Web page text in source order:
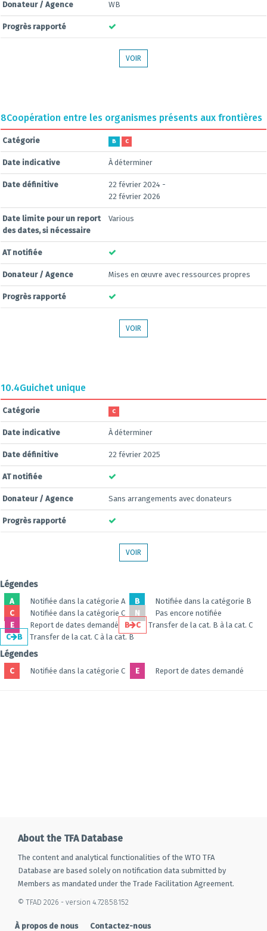
Donateur / Agence WB
Progrès rapporté
VOIR
8Coopération entre les organismes présents aux frontières
Catégorie B C
Date indicative À déterminer
Date définitive
22 février 2024 -
22 février 2026
Date limite pour un report
des dates, si nécessaire
Various
AT notifiée
Donateur / Agence Mises en œuvre avec ressources propres
Progrès rapporté
VOIR
10.4Guichet unique
Catégorie C
Date indicative À déterminer
Date définitive 22 février 2025
AT notifiée
Donateur / Agence Sans arrangements avec donateurs
Progrès rapporté
VOIR
Légendes
A Notifiée dans la catégorie A B
Notifiée dans la catégorie B
C
Notifiée dans la catégorie C N
Pas encore notifiée
E
Report de dates demandé B C
Transfer de la cat. B à la cat. C
C
B Transfer de la cat. C à la cat. B
Légendes
C Notifiée dans la catégorie C E Report de dates demandé
About the TFA Database
The content and analytical functionalities of the WTO TFA
Database are based solely on notification data submitted by
Members as mandated under the Trade Facilitation Agreement.
© TFAD 2026 - version 4.72858152
À propos de nous Contactez-nous